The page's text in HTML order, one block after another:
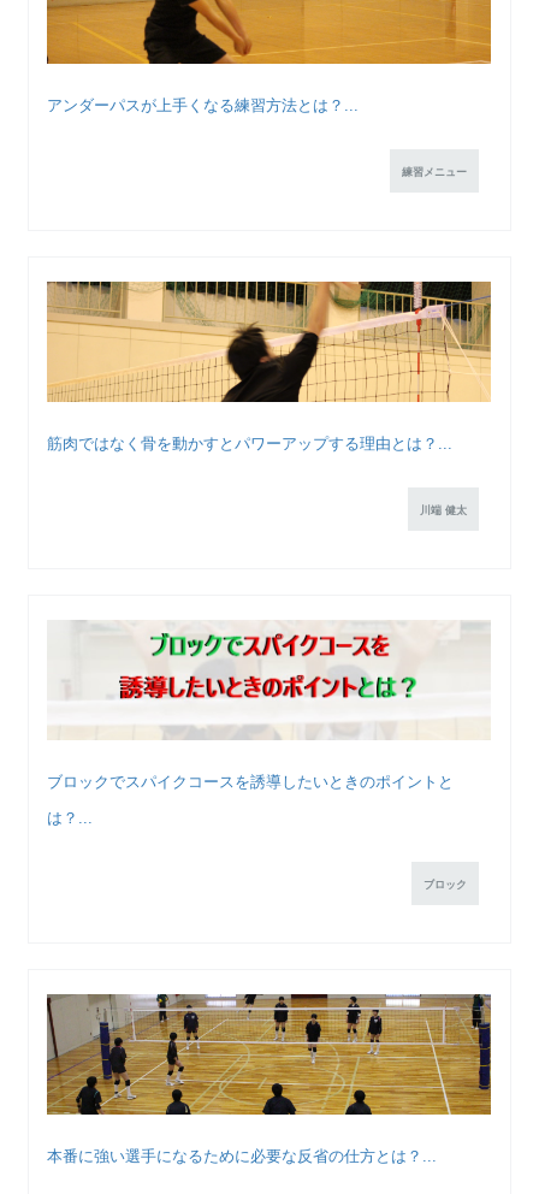
アンダーパスが上手くなる練習方法とは？...
練習メニュー
筋肉ではなく骨を動かすとパワーアップする理由とは？...
川端 健太
ブロックでスパイクコースを誘導したいときのポイントと
は？...
ブロック
本番に強い選手になるために必要な反省の仕方とは？...